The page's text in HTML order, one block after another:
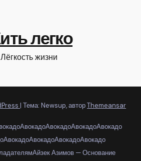
легко
Лёгкость жизни
| Тема: Newsup, авторThemeansar
АвокадоАвокадоАвокадоАвокадо
АвокадоАвокадоАвокадоАвокадо
Айзек Азимов — Основание